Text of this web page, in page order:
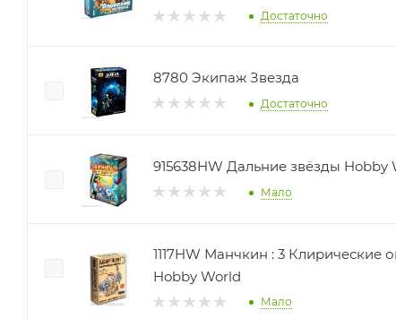
Достаточно
8780 Экипаж Звезда
Достаточно
915638HW Дальние звёзды Hobby
Мало
1117HW Манчкин : 3 Клирические
Hobby World
Мало